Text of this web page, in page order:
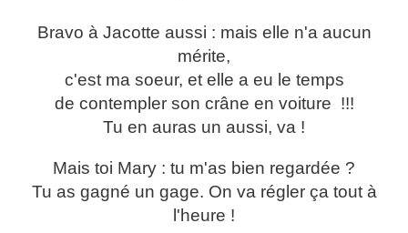
Bravo à Jacotte aussi : mais elle n'a aucun
mérite,
c'est ma soeur, et elle a eu le temps
de contempler son crâne en voiture !!!
Tu en auras un aussi, va !
Mais toi Mary : tu m'as bien regardée ?
Tu as gagné un gage. On va régler ça tout à
l'heure !